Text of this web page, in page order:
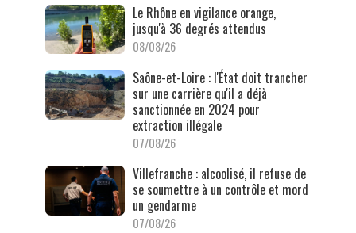
Le Rhône en vigilance orange,
jusqu'à 36 degrés attendus
08/08/26
Saône-et-Loire : l'État doit trancher
sur une carrière qu'il a déjà
sanctionnée en 2024 pour
extraction illégale
07/08/26
Villefranche : alcoolisé, il refuse de
se soumettre à un contrôle et mord
un gendarme
07/08/26